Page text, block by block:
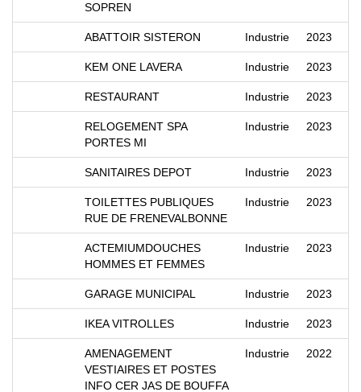
SOPREN
ABATTOIR SISTERON Industrie 2023
KEM ONE LAVERA Industrie 2023
RESTAURANT Industrie 2023
RELOGEMENT SPA
PORTES MI
Industrie 2023
SANITAIRES DEPOT Industrie 2023
TOILETTES PUBLIQUES
RUE DE FRENEVALBONNE
Industrie 2023
ACTEMIUMDOUCHES
HOMMES ET FEMMES
Industrie 2023
GARAGE MUNICIPAL Industrie 2023
IKEA VITROLLES Industrie 2023
AMENAGEMENT
VESTIAIRES ET POSTES
INFO CER JAS DE BOUFFA
Industrie 2022